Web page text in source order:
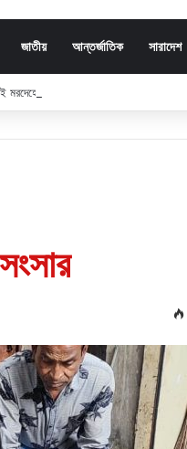
জাতীয় আন্তর্জাতিক সারাদেশ
মরদেহের স্বজনের খোঁজ পুলিশের